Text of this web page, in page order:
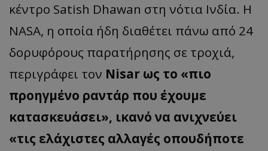
κέντρο Satish Dhawan στη νότια Ινδία. Η
NASA, η οποία ήδη διαθέτει πάνω από 24
δορυφόρους παρατήρησης σε τροχιά,
περιγράφει τον Nisar ως το «πιο
προηγμένο ραντάρ που έχουμε
κατασκευάσει», ικανό να ανιχνεύει
«τις ελάχιστες αλλαγές οπουδήποτε